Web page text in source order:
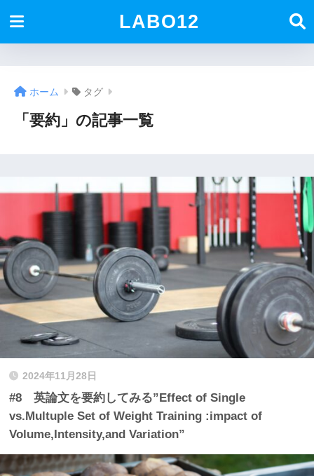
LABO12
ホーム タグ
「要約」の記事一覧
2024年11月28日
#8 英論文を要約してみる”Effect of Single
vs.Multuple Set of Weight Training :impact of
Volume,Intensity,and Variation”